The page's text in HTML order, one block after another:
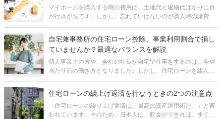
マイホームを購入する時の費用は、土地代と建物代ばかりに目
が行きがちです。しかし、忘れていけないのが購入時の諸費用
オーバーしてしまったということになりかねません。 事実、諸
費用の見落としが
自宅兼事務所の住宅ローン控除、事業利用割合で損し
ていませんか？最適なバランスを解説
個人事業主の方や、会社の社長が自宅で仕事をするのは、今や
当たり前の働き方となりました。しかし、住宅ローンを組んで
で非常に大きな落とし穴が存在することをご存知でしょうか。
「事務所として使うなら、
住宅ローンの繰上げ返済を行なうときの2つの注意点
「住宅ローンの繰り上げ返済は、最高の資産運用術だ。」と言
われています。そのため、日本人は、貯金ができれば、すぐに